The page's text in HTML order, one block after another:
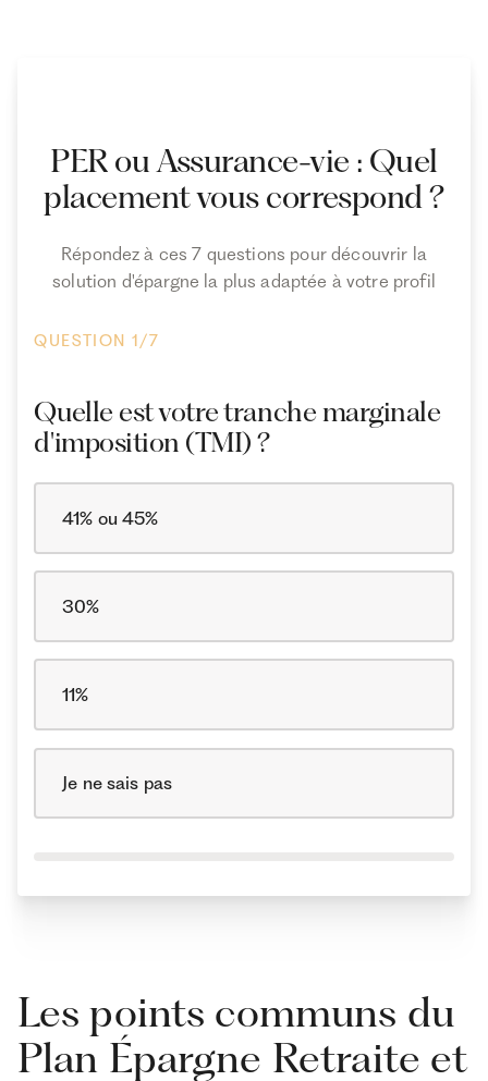
PER ou Assurance-vie : Quel
placement vous correspond ?
Répondez à ces 7 questions pour découvrir la
solution d'épargne la plus adaptée à votre profil
QUESTION 1/7
Quelle est votre tranche marginale
d'imposition (TMI) ?
41% ou 45%
30%
11%
Je ne sais pas
Les points communs du
Plan Épargne Retraite et